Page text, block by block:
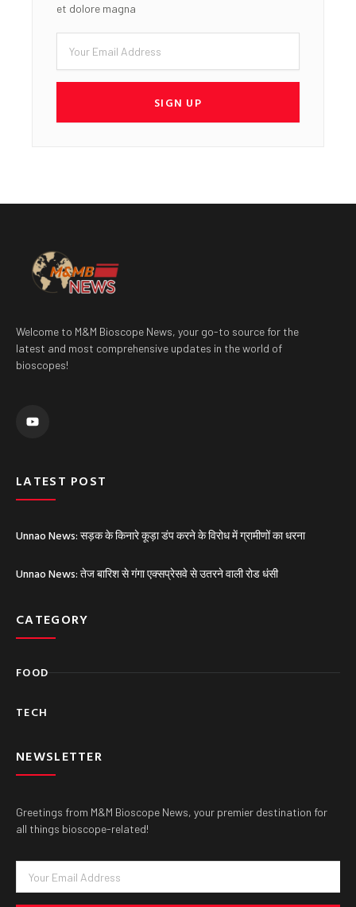
et dolore magna
Email
SIGN UP
Welcome to M&M Bioscope News, your go-to source for the
latest and most comprehensive updates in the world of
bioscopes!
u
LATEST POST
Unnao News: सड़क के किनारे कूड़ा डंप करने के विरोध में ग्रामीणों का धरना
Unnao News: तेज बारिश से गंगा एक्सप्रेसवे से उतरने वाली रोड धंसी
CATEGORY
FOOD
TECH
NEWSLETTER
Greetings from M&M Bioscope News, your premier destination for
all things bioscope-related!
Email